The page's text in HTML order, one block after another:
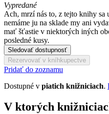
Vypredané
Ach, mrzí nás to, z tejto knihy sa
nemáme ju na sklade my ani
mať šťastie v niektorých iných
posledné kusy.
Sledovať dostupnosť
Rezervovať v kníhkupectve
Pridať do zoznamu
Dostupné v piatich knižniciach.
V ktorých